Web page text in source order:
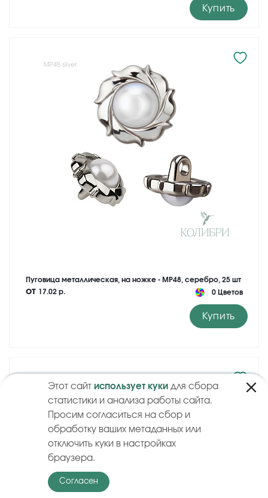
Этот сайт использует куки для сбора
статистики и анализа работы сайта.
Просим согласиться на сбор и
обработку ваших метаданных или
отключить куки в настройках
браузера.
Согласен
Купить
Пуговица металлическая, на ножке - MP48, серебро, 25 шт
от 17.02 р. 0 Цветов
Купить